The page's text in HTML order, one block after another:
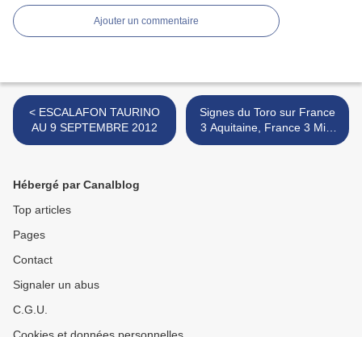
Ajouter un commentaire
< ESCALAFON TAURINO
AU 9 SEPTEMBRE 2012
Signes du Toro sur France
3 Aquitaine, France 3 Midi
Pyrénées et France 3 >
Hébergé par Canalblog
Top articles
Pages
Contact
Signaler un abus
C.G.U.